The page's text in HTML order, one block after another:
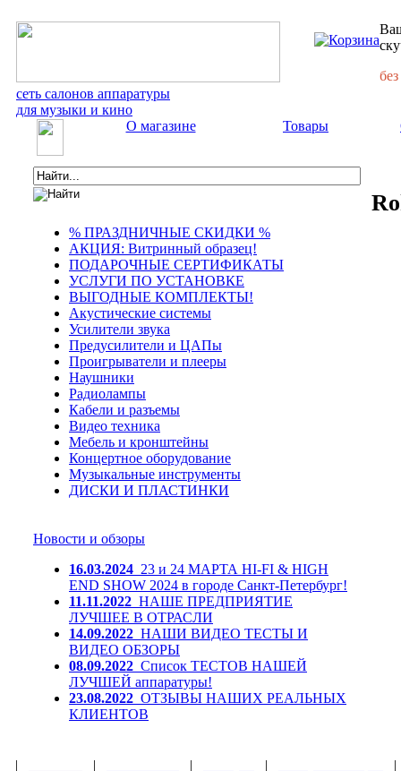
сеть салонов аппаратуры
для музыки и кино
О магазине Товары
% ПРАЗДНИЧНЫЕ СКИДКИ %
АКЦИЯ: Витринный образец!
ПОДАРОЧНЫЕ СЕРТИФИКАТЫ
УСЛУГИ ПО УСТАНОВКЕ
ВЫГОДНЫЕ КОМПЛЕКТЫ!
Акустические системы
Усилители звука
Предусилители и ЦАПы
Проигрыватели и плееры
Наушники
Радиолампы
Кабели и разъемы
Видео техника
Мебель и кронштейны
Концертное оборудование
Музыкальные инструменты
ДИСКИ И ПЛАСТИНКИ
Новости и обзоры
16.03.2024 23 и 24 МАРТА HI-FI & HIGH
END SHOW 2024 в городе Санкт-Петербург!
11.11.2022 НАШЕ ПРЕДПРИЯТИЕ
ЛУЧШЕЕ В ОТРАСЛИ
14.09.2022 НАШИ ВИДЕО ТЕСТЫ И
ВИДЕО ОБЗОРЫ
08.09.2022 Список ТЕСТОВ НАШЕЙ
ЛУЧШЕЙ аппаратуры!
23.08.2022 ОТЗЫВЫ НАШИХ РЕАЛЬНЫХ
КЛИЕНТОВ
| | | |